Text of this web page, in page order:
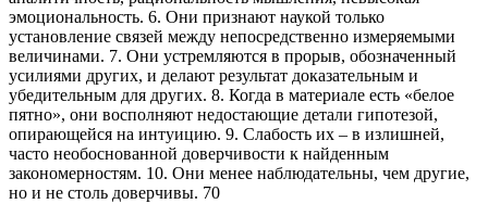
эмоциональность. 6. Они признают наукой только
установление связей между непосредственно измеряемыми
величинами. 7. Они устремляются в прорыв, обозначенный
усилиями других, и делают результат доказательным и
убедительным для других. 8. Когда в материале есть «белое
пятно», они восполняют недостающие детали гипотезой,
опирающейся на интуицию. 9. Слабость их – в излишней,
часто необоснованной доверчивости к найденным
закономерностям. 10. Они менее наблюдательны, чем другие,
но и не столь доверчивы. 70